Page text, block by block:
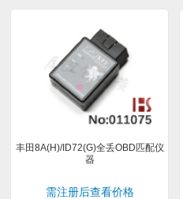
丰田8A(H)/ID72(G)全丢OBD匹配仪
器
需注册后查看价格